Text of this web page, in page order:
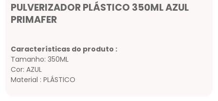
PULVERIZADOR PLÁSTICO 350ML AZUL
PRIMAFER
Características do produto :
Tamanho: 350ML
Cor: AZUL
Material : PLÁSTICO